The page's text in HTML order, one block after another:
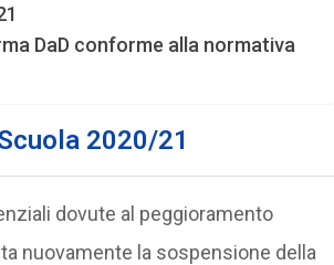
DaD conforme alla normativa
2020/21
dovute al peggioramento
nuovamente la sospensione della